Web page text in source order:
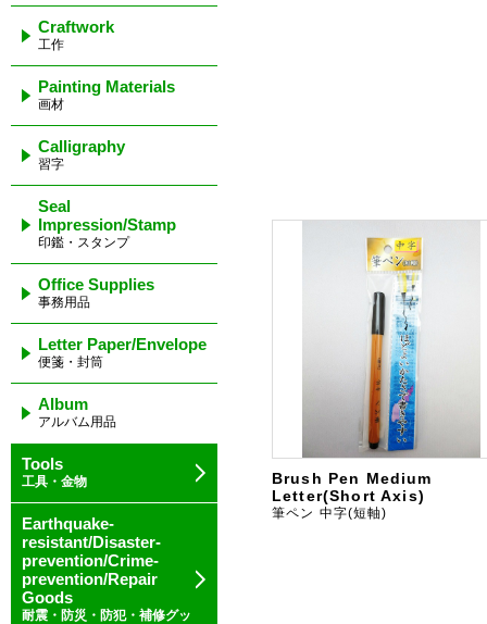
Craftwork
工作
Painting Materials
画材
Calligraphy
習字
Seal
Impression/Stamp
印鑑・スタンプ
Office Supplies
事務用品
Letter Paper/Envelope
便箋・封筒
Album
アルバム用品
Tools
工具・金物
Earthquake-
resistant/Disaster-
prevention/Crime-
prevention/Repair
Goods
耐震・防災・防犯・補修グッ
Brush Pen Medium
Letter(Short Axis)
筆ペン 中字(短軸)